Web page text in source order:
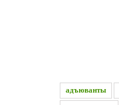
адъюванты